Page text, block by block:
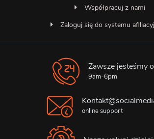
Asystent SocialMedia
Online — odpowiada natychmiast
Współpracuj z nami
Zaloguj się do systemu
Zawsze jesteśmy
9am-6pm
online support